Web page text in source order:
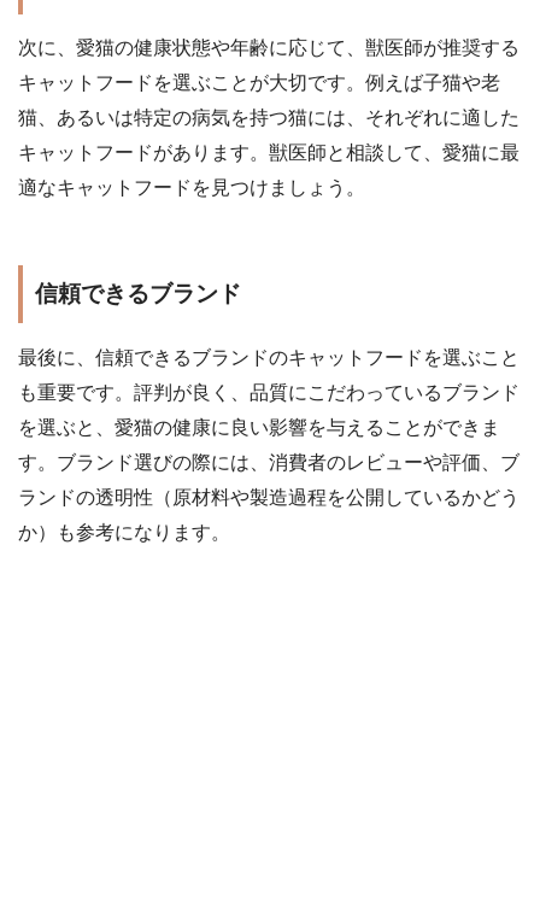
次に、愛猫の健康状態や年齢に応じて、獣医師が推奨する
キャットフードを選ぶことが大切です。例えば子猫や老
猫、あるいは特定の病気を持つ猫には、それぞれに適した
キャットフードがあります。獣医師と相談して、愛猫に最
適なキャットフードを見つけましょう。
信頼できるブランド
最後に、信頼できるブランドのキャットフードを選ぶこと
も重要です。評判が良く、品質にこだわっているブランド
を選ぶと、愛猫の健康に良い影響を与えることができま
す。ブランド選びの際には、消費者のレビューや評価、ブ
ランドの透明性（原材料や製造過程を公開しているかどう
か）も参考になります。